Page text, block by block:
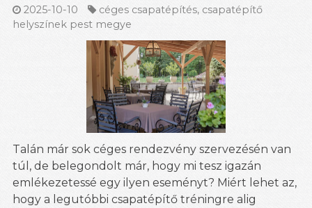
2025-10-10 céges csapatépítés, csapatépítő
helyszínek pest megye
Talán már sok céges rendezvény szervezésén van
túl, de belegondolt már, hogy mi tesz igazán
emlékezetessé egy ilyen eseményt? Miért lehet az,
hogy a legutóbbi csapatépítő tréningre alig